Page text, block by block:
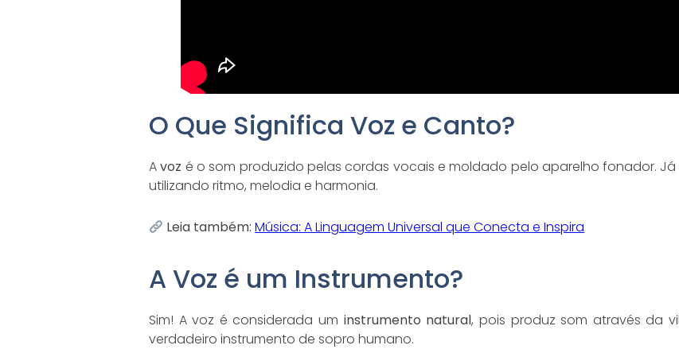
O Que Significa Voz e Canto?
Avoz é o som produzido pelas cordas vocais e moldado pelo aparelho fonador.
utilizando ritmo, melodia e harmonia.
Leia também: Música: A Linguagem Universal que Conecta e Inspira
A Voz é um Instrumento?
Sim! A voz é considerada um instrumento natural, pois produz som através da
verdadeiro instrumento de sopro humano.